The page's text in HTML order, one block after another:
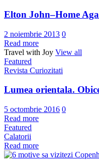
Elton John–Home
2 noiembrie 2013 0
Read more
Travel with Joy View all
Featured
Revista Curiozitati
Lumea orientala.
5 octombrie 2016 0
Read more
Featured
Calatorii
Read more